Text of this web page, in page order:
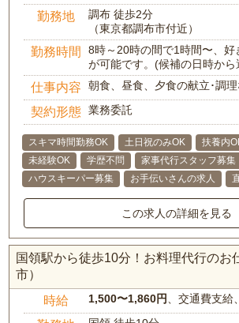
勤務地
調布 徒歩2分
（東京都調布市付近）
勤務時間
8時～20時の間で1時間〜、好
が可能です。(候補の日時から
仕事内容 朝食、昼食、夕食の献立･調
契約形態 業務委託
スキマ時間勤務OK 土日祝のみOK 扶養内
未経験OK
学歴不問
家事代行スタッフ募集
ハウスキーパー募集
お手伝いさんの求人
この求人の詳細を見る
国領駅から徒歩10分！お料理代行のお
市）
時給 1,500〜1,860円 、交通費支